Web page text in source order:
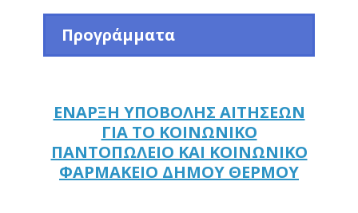
Προγράμματα
ΕΝΑΡΞΗ ΥΠΟΒΟΛΗΣ ΑΙΤΗΣΕΩΝ
ΓΙΑ ΤΟ ΚΟΙΝΩΝΙΚΟ
ΠΑΝΤΟΠΩΛΕΙΟ ΚΑΙ ΚΟΙΝΩΝΙΚΟ
ΦΑΡΜΑΚΕΙΟ ΔΗΜΟΥ ΘΕΡΜΟΥ